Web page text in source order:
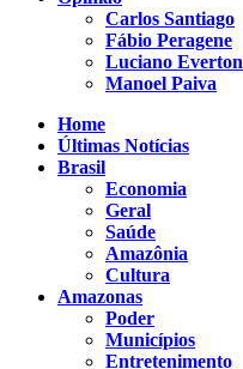
Carlos Santiago
Fábio Peragene
Luciano Everton
Manoel Paiva
Home
Últimas Notícias
Brasil
Economia
Geral
Saúde
Amazônia
Cultura
Amazonas
Poder
Municípios
Entretenimento